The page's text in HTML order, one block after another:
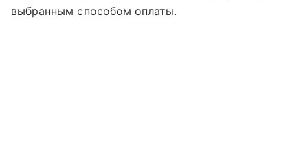
выбранным способом оплаты.